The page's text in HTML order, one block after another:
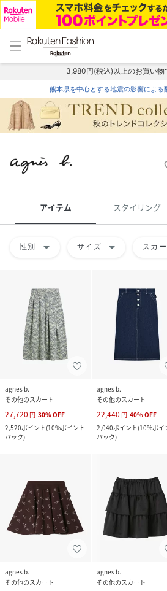
menu home
トップ
3,980円(税込)以上のお買い物
熊本県を中心とする地震の影響による
アイテム スタイリング
性別 arrow_drop_down サイズ arrow_drop_down スカ
agnes b.
その他のスカート
27,720 円 30%OFF
2,520ポイント(10%ポイント
バック)
agnes b.
その他のスカート
22,440 円 40%OFF
2,040ポイント(10%ポイ
バック)
agnes b.
その他のスカート
agnes b.
その他のスカート